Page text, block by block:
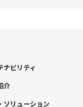
ナビリティ
介
ソリューション